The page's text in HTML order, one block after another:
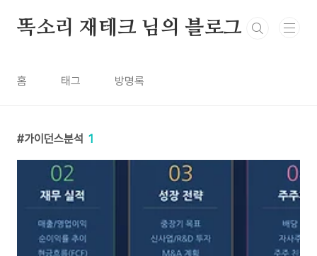
똑소리 재테크 님의 블로그
홈 태그 방명록
가이던스분석 1